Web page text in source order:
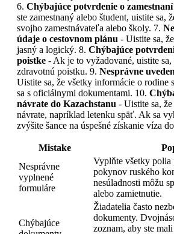
6. Chýbajúce potvrdenie o
ste zamestnaný alebo študent, uistite sa,
svojho zamestnávateľa alebo školy. 7.
údaje o cestovnom plánu - Uistite sa,
jasný a logický. 8. Chýbajúce
poistke - Ak je to vyžadované, uistite sa,
zdravotnú poistku. 9. Nesprávne
Uistite sa, že všetky informácie o rodine
sa s oficiálnymi dokumentami. 10.
návrate do Kazachstanu - Uistite sa,
návrate, napríklad letenku späť. Ak sa
zvýšite šance na úspešné získanie víza
Mistake
Nesprávne
vyplnené
formuláre
Vyplňte všetky polia
pokynov ruského
nesúladnosti môžu
alebo zamietnutie.
Chýbajúce
Žiadatelia často
dokumenty.
zoznam, aby ste